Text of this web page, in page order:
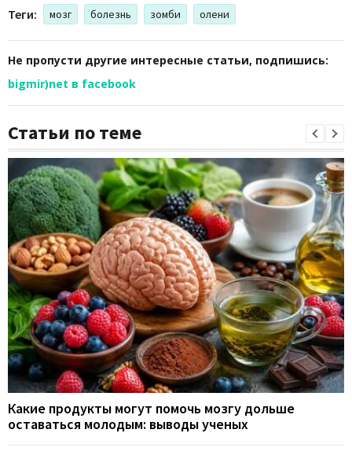
Теги: мозг болезнь зомби олени
Не пропусти другие интересные статьи, подпишись:
bigmir)net в facebook
Статьи по теме
Какие продукты могут помочь мозгу дольше
оставаться молодым: выводы ученых